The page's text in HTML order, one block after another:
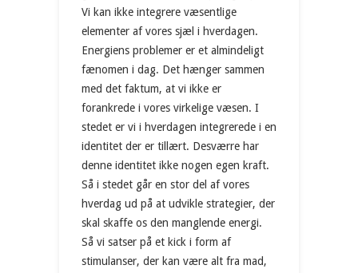
Vi kan ikke integrere væsentlige
elementer af vores sjæl i hverdagen.
Energiens problemer er et almindeligt
fænomen i dag. Det hænger sammen
med det faktum, at vi ikke er
forankrede i vores virkelige væsen. I
stedet er vi i hverdagen integrerede i en
identitet der er tillært. Desværre har
denne identitet ikke nogen egen kraft.
Så i stedet går en stor del af vores
hverdag ud på at udvikle strategier, der
skal skaffe os den manglende energi.
Så vi satser på et kick i form af
stimulanser, der kan være alt fra mad,